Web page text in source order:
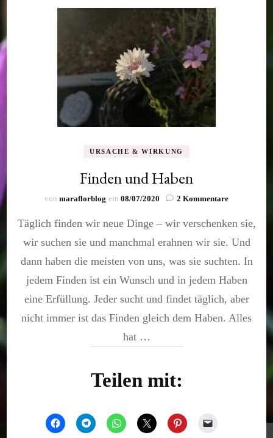
URSACHE & WIRKUNG
Finden und Haben
von maraflorblog ein 08/07/2020 2 Kommentarezu
und
Täglich finden wir neue Dinge – wir verschenken sie,
wir suchen sie und manchmal erahnen wir sie. Und
dann haben die meisten von uns, was sie suchten. In
jedem Finden ist ein Wunsch und in jedem Haben
eine Erfüllung. Jeder sucht und findet täglich, aber
nicht immer ist das Finden gleich dem Haben. Alles
hat …
Teilen mit: